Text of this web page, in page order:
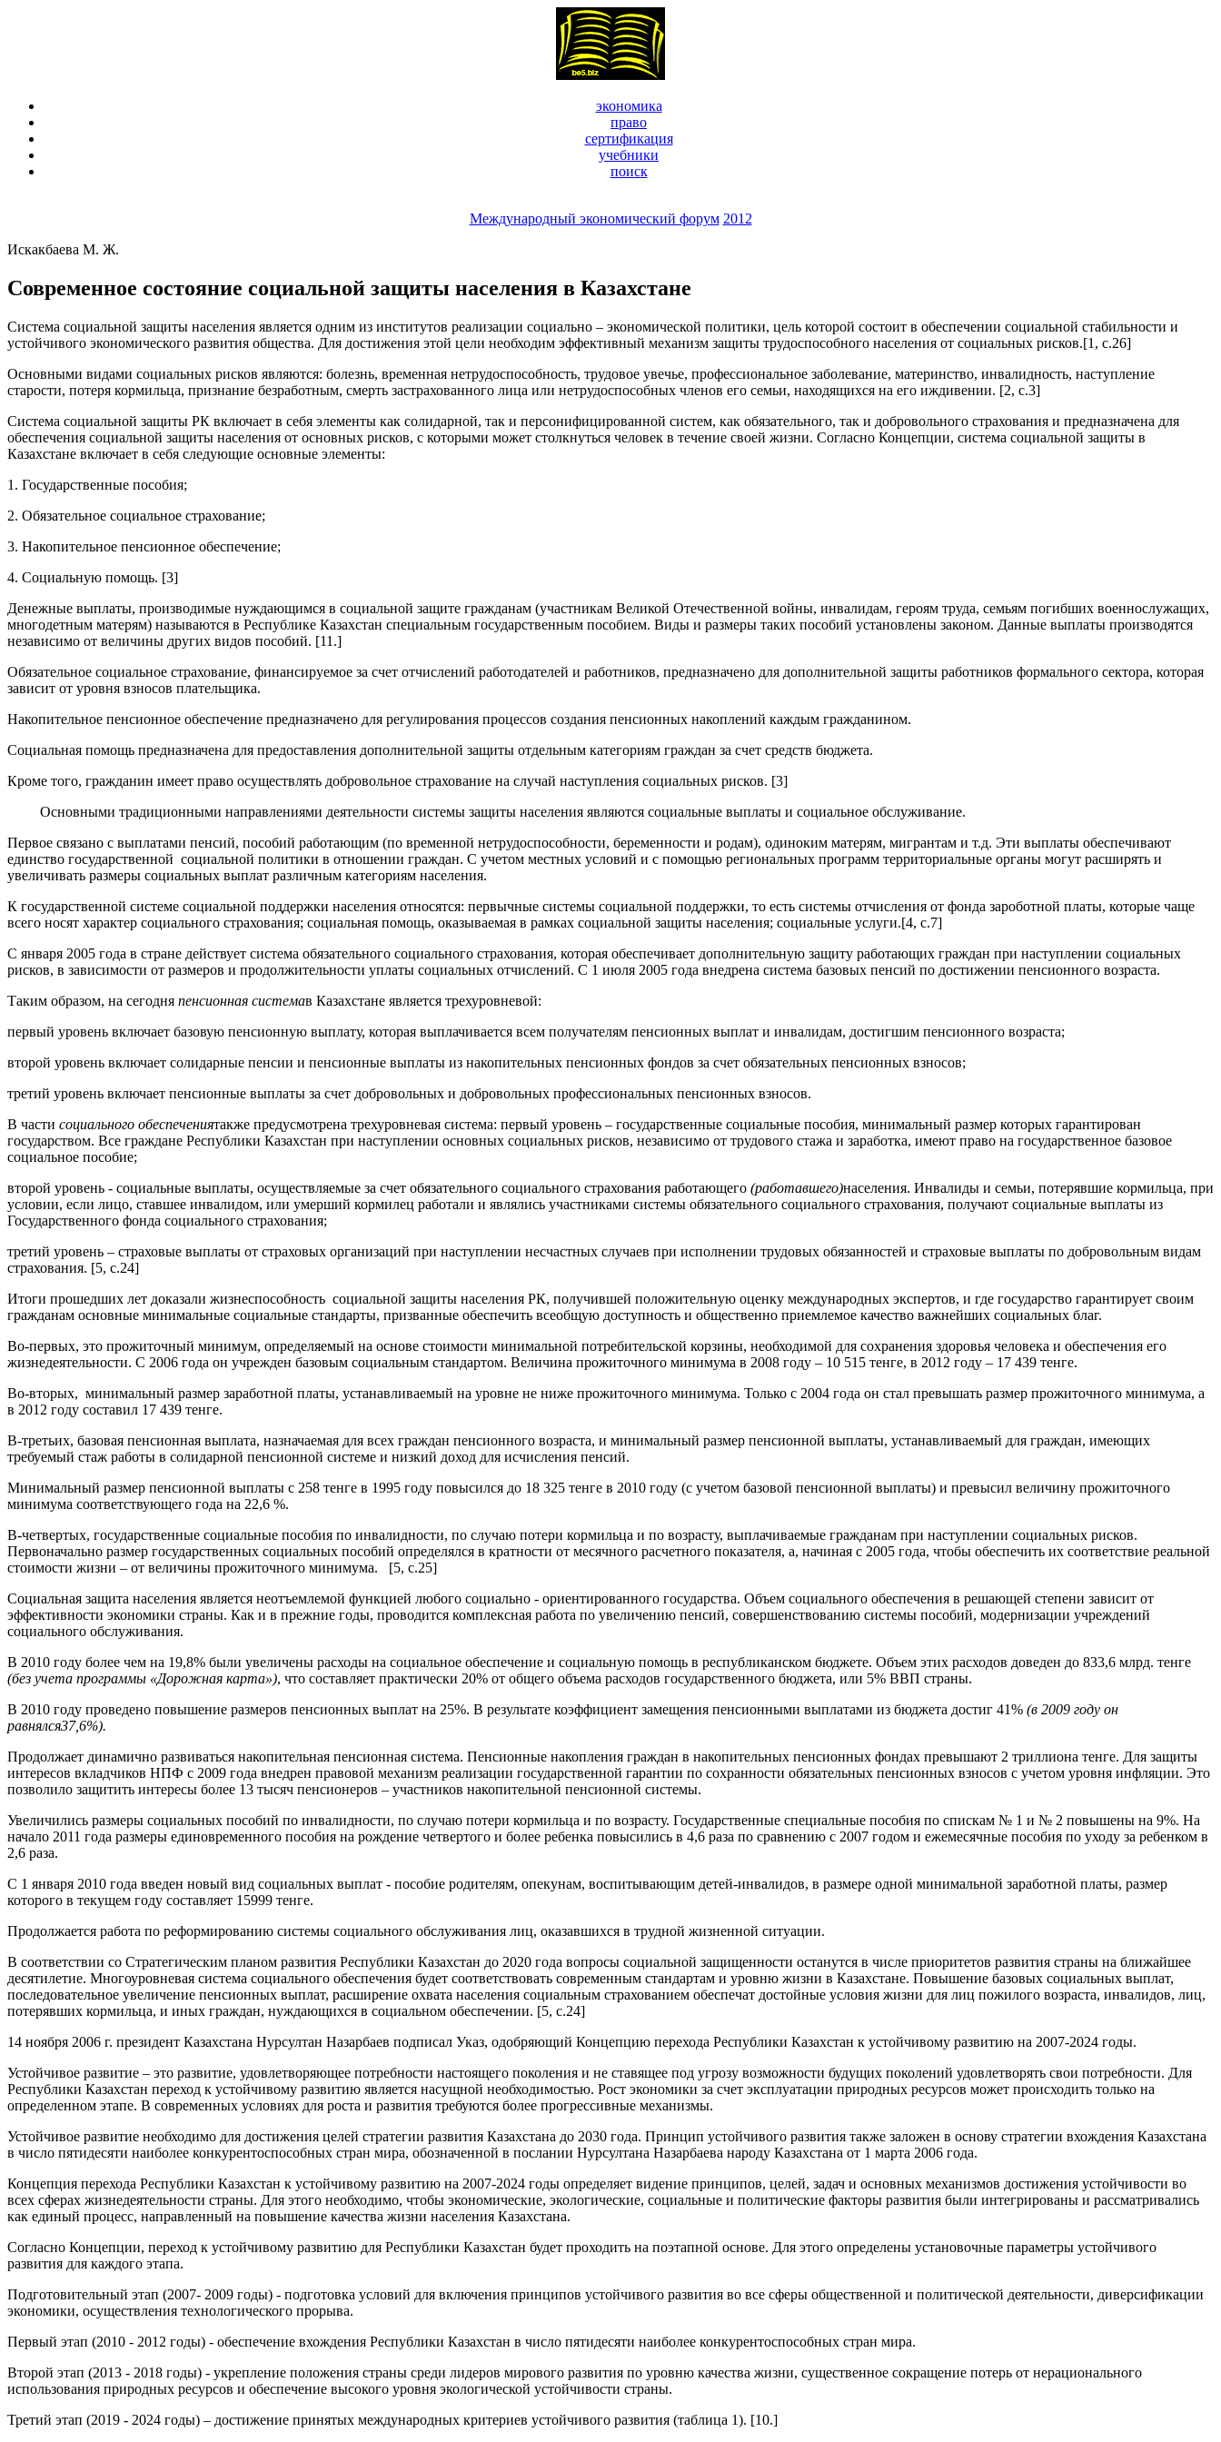
экономика
право
сертификация
учебники
поиск
Международный экономический форум 2012
Искакбаева М. Ж.
Современное состояние социальной защиты населения в Казахстане
Система социальной защиты населения является одним из институтов реализации социально – экономической политики, цель которой состоит в обеспечении социальной стабильности и
устойчивого экономического развития общества. Для достижения этой цели необходим эффективный механизм защиты трудоспособного населения от социальных рисков.[1, с.26]
Основными видами социальных рисков являются: болезнь, временная нетрудоспособность, трудовое увечье, профессиональное заболевание, материнство, инвалидность, наступление
старости, потеря кормильца, признание безработным, смерть застрахованного лица или нетрудоспособных членов его семьи, находящихся на его иждивении. [2, с.3]
Система социальной защиты РК включает в себя элементы как солидарной, так и персонифицированной систем, как обязательного, так и добровольного страхования и предназначена для
обеспечения социальной защиты населения от основных рисков, с которыми может столкнуться человек в течение своей жизни. Согласно Концепции, система социальной защиты в
Казахстане включает в себя следующие основные элементы:
1. Государственные пособия;
2. Обязательное социальное страхование;
3. Накопительное пенсионное обеспечение;
4. Социальную помощь. [3]
Денежные выплаты, производимые нуждающимся в социальной защите гражданам (участникам Великой Отечественной войны, инвалидам, героям труда, семьям погибших военнослужащих,
многодетным матерям) называются в Республике Казахстан специальным государственным пособием. Виды и размеры таких пособий установлены законом. Данные выплаты производятся
независимо от величины других видов пособий. [11.]
Обязательное социальное страхование, финансируемое за счет отчислений работодателей и работников, предназначено для дополнительной защиты работников формального сектора, которая
зависит от уровня взносов плательщика.
Накопительное пенсионное обеспечение предназначено для регулирования процессов создания пенсионных накоплений каждым гражданином.
Социальная помощь предназначена для предоставления дополнительной защиты отдельным категориям граждан за счет средств бюджета.
Кроме того, гражданин имеет право осуществлять добровольное страхование на случай наступления социальных рисков. [3]
Основными традиционными направлениями деятельности системы защиты населения являются социальные выплаты и социальное обслуживание.
Первое связано с выплатами пенсий, пособий работающим (по временной нетрудоспособности, беременности и родам), одиноким матерям, мигрантам и т.д. Эти выплаты обеспечивают
единство государственной социальной политики в отношении граждан. С учетом местных условий и с помощью региональных программ территориальные органы могут расширять и
увеличивать размеры социальных выплат различным категориям населения.
К государственной системе социальной поддержки населения относятся: первычные системы социальной поддержки, то есть системы отчисления от фонда зароботной платы, которые чаще
всего носят характер социального страхования; социальная помощь, оказываемая в рамках социальной защиты населения; социальные услуги.[4, с.7]
С января 2005 года в стране действует система обязательного социального страхования, которая обеспечивает дополнительную защиту работающих граждан при наступлении социальных
рисков, в зависимости от размеров и продолжительности уплаты социальных отчислений. С 1 июля 2005 года внедрена система базовых пенсий по достижении пенсионного возраста.
Таким образом, на сегодня пенсионная системав Казахстане является трехуровневой:
первый уровень включает базовую пенсионную выплату, которая выплачивается всем получателям пенсионных выплат и инвалидам, достигшим пенсионного возраста;
второй уровень включает солидарные пенсии и пенсионные выплаты из накопительных пенсионных фондов за счет обязательных пенсионных взносов;
третий уровень включает пенсионные выплаты за счет добровольных и добровольных профессиональных пенсионных взносов.
В части социального обеспечениятакже предусмотрена трехуровневая система: первый уровень – государственные социальные пособия, минимальный размер которых гарантирован
государством. Все граждане Республики Казахстан при наступлении основных социальных рисков, независимо от трудового стажа и заработка, имеют право на государственное базовое
социальное пособие;
второй уровень - социальные выплаты, осуществляемые за счет обязательного социального страхования работающего (работавшего)населения. Инвалиды и семьи, потерявшие кормильца, при
условии, если лицо, ставшее инвалидом, или умерший кормилец работали и являлись участниками системы обязательного социального страхования, получают социальные выплаты из
Государственного фонда социального страхования;
третий уровень – страховые выплаты от страховых организаций при наступлении несчастных случаев при исполнении трудовых обязанностей и страховые выплаты по добровольным видам
страхования. [5, с.24]
Итоги прошедших лет доказали жизнеспособность социальной защиты населения РК, получившей положительную оценку международных экспертов, и где государство гарантирует своим
гражданам основные минимальные социальные стандарты, призванные обеспечить всеобщую доступность и общественно приемлемое качество важнейших социальных благ.
Во-первых, это прожиточный минимум, определяемый на основе стоимости минимальной потребительской корзины, необходимой для сохранения здоровья человека и обеспечения его
жизнедеятельности. С 2006 года он учрежден базовым социальным стандартом. Величина прожиточного минимума в 2008 году – 10 515 тенге, в 2012 году – 17 439 тенге.
Во-вторых, минимальный размер заработной платы, устанавливаемый на уровне не ниже прожиточного минимума. Только с 2004 года он стал превышать размер прожиточного минимума, а
в 2012 году составил 17 439 тенге.
В-третьих, базовая пенсионная выплата, назначаемая для всех граждан пенсионного возраста, и минимальный размер пенсионной выплаты, устанавливаемый для граждан, имеющих
требуемый стаж работы в солидарной пенсионной системе и низкий доход для исчисления пенсий.
Минимальный размер пенсионной выплаты с 258 тенге в 1995 году повысился до 18 325 тенге в 2010 году (с учетом базовой пенсионной выплаты) и превысил величину прожиточного
минимума соответствующего года на 22,6 %.
В-четвертых, государственные социальные пособия по инвалидности, по случаю потери кормильца и по возрасту, выплачиваемые гражданам при наступлении социальных рисков.
Первоначально размер государственных социальных пособий определялся в кратности от месячного расчетного показателя, а, начиная с 2005 года, чтобы обеспечить их соответствие реальной
стоимости жизни – от величины прожиточного минимума. [5, с.25]
Социальная защита населения является неотъемлемой функцией любого социально - ориентированного государства. Объем социального обеспечения в решающей степени зависит от
эффективности экономики страны. Как и в прежние годы, проводится комплексная работа по увеличению пенсий, совершенствованию системы пособий, модернизации учреждений
социального обслуживания.
В 2010 году более чем на 19,8% были увеличены расходы на социальное обеспечение и социальную помощь в республиканском бюджете. Объем этих расходов доведен до 833,6 млрд. тенге
(без учета программы «Дорожная карта»), что составляет практически 20% от общего объема расходов государственного бюджета, или 5% ВВП страны.
В 2010 году проведено повышение размеров пенсионных выплат на 25%. В результате коэффициент замещения пенсионными выплатами из бюджета достиг 41% (в 2009 году он
равнялся37,6%).
Продолжает динамично развиваться накопительная пенсионная система. Пенсионные накопления граждан в накопительных пенсионных фондах превышают 2 триллиона тенге. Для защиты
интересов вкладчиков НПФ с 2009 года внедрен правовой механизм реализации государственной гарантии по сохранности обязательных пенсионных взносов с учетом уровня инфляции. Это
позволило защитить интересы более 13 тысяч пенсионеров – участников накопительной пенсионной системы.
Увеличились размеры социальных пособий по инвалидности, по случаю потери кормильца и по возрасту. Государственные специальные пособия по спискам № 1 и № 2 повышены на 9%. На
начало 2011 года размеры единовременного пособия на рождение четвертого и более ребенка повысились в 4,6 раза по сравнению с 2007 годом и ежемесячные пособия по уходу за ребенком в
2,6 раза.
С 1 января 2010 года введен новый вид социальных выплат - пособие родителям, опекунам, воспитывающим детей-инвалидов, в размере одной минимальной заработной платы, размер
которого в текущем году составляет 15999 тенге.
Продолжается работа по реформированию системы социального обслуживания лиц, оказавшихся в трудной жизненной ситуации.
В соответствии со Стратегическим планом развития Республики Казахстан до 2020 года вопросы социальной защищенности останутся в числе приоритетов развития страны на ближайшее
десятилетие. Многоуровневая система социального обеспечения будет соответствовать современным стандартам и уровню жизни в Казахстане. Повышение базовых социальных выплат,
последовательное увеличение пенсионных выплат, расширение охвата населения социальным страхованием обеспечат достойные условия жизни для лиц пожилого возраста, инвалидов, лиц,
потерявших кормильца, и иных граждан, нуждающихся в социальном обеспечении. [5, с.24]
14 ноября 2006 г. президент Казахстана Нурсултан Назарбаев подписал Указ, одобряющий Концепцию перехода Республики Казахстан к устойчивому развитию на 2007-2024 годы.
Устойчивое развитие – это развитие, удовлетворяющее потребности настоящего поколения и не ставящее под угрозу возможности будущих поколений удовлетворять свои потребности. Для
Республики Казахстан переход к устойчивому развитию является насущной необходимостью. Рост экономики за счет эксплуатации природных ресурсов может происходить только на
определенном этапе. В современных условиях для роста и развития требуются более прогрессивные механизмы.
Устойчивое развитие необходимо для достижения целей стратегии развития Казахстана до 2030 года. Принцип устойчивого развития также заложен в основу стратегии вхождения Казахстана
в число пятидесяти наиболее конкурентоспособных стран мира, обозначенной в послании Нурсултана Назарбаева народу Казахстана от 1 марта 2006 года.
Концепция перехода Республики Казахстан к устойчивому развитию на 2007-2024 годы определяет видение принципов, целей, задач и основных механизмов достижения устойчивости во
всех сферах жизнедеятельности страны. Для этого необходимо, чтобы экономические, экологические, социальные и политические факторы развития были интегрированы и рассматривались
как единый процесс, направленный на повышение качества жизни населения Казахстана.
Согласно Концепции, переход к устойчивому развитию для Республики Казахстан будет проходить на поэтапной основе. Для этого определены установочные параметры устойчивого
развития для каждого этапа.
Подготовительный этап (2007- 2009 годы) - подготовка условий для включения принципов устойчивого развития во все сферы общественной и политической деятельности, диверсификации
экономики, осуществления технологического прорыва.
Первый этап (2010 - 2012 годы) - обеспечение вхождения Республики Казахстан в число пятидесяти наиболее конкурентоспособных стран мира.
Второй этап (2013 - 2018 годы) - укрепление положения страны среди лидеров мирового развития по уровню качества жизни, существенное сокращение потерь от нерационального
использования природных ресурсов и обеспечение высокого уровня экологической устойчивости страны.
Третий этап (2019 - 2024 годы) – достижение принятых международных критериев устойчивого развития (таблица 1). [10.]